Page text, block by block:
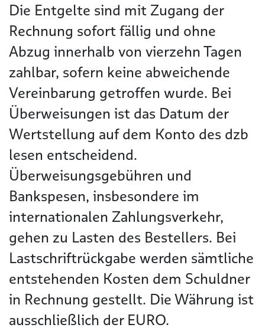
Die Entgelte sind mit Zugang der
Rechnung sofort fällig und ohne
Abzug innerhalb von vierzehn Tagen
zahlbar, sofern keine abweichende
Vereinbarung getroffen wurde. Bei
Überweisungen ist das Datum der
Wertstellung auf dem Konto des dzb
lesen entscheidend.
Überweisungsgebühren und
Bankspesen, insbesondere im
internationalen Zahlungsverkehr,
gehen zu Lasten des Bestellers. Bei
Lastschriftrückgabe werden sämtliche
entstehenden Kosten dem Schuldner
in Rechnung gestellt. Die Währung ist
ausschließlich der EURO.